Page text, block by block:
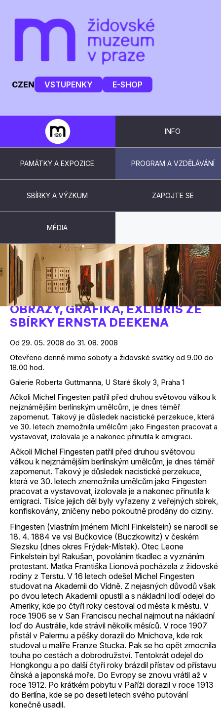
CZEN VSTUPENKY E-SHOP
INFO
PAMÁTKY A EXPOZICE PROGRAM A VZDĚLÁVÁNÍ
SBÍRKY A VÝZKUM ZAPOJTE SE
MÉDIA
NEZNÁMÝ MICHEL FINGESTEN
OBRAZY, GRAFIKA, EXLIBRIS ZE
SBÍRKY ERNSTA DEEKENA
Od 29. 05. 2008 do 31. 08. 2008
Otevřeno denně mimo soboty a židovské svátky od 9.00 do
18.00 hod.
Galerie Roberta Guttmanna, U Staré školy 3, Praha 1
Ačkoli Michel Fingesten patřil před druhou světovou válkou k
nejznámějším berlínským umělcům, je dnes téměř
zapomenut. Takový je důsledek nacistické perzekuce, která
ve 30. letech znemožnila umělcům jako Fingesten pracovat a
vystavovat, izolovala je a nakonec přinutila k emigraci.
Ačkoli Michel Fingesten patřil před druhou světovou
válkou k nejznámějším berlínským umělcům, je dnes téměř
zapomenut. Takový je důsledek nacistické perzekuce,
která ve 30. letech znemožnila umělcům jako Fingesten
pracovat a vystavovat, izolovala je a nakonec přinutila k
emigraci. Tisíce jejich děl byly vyřazeny z veřejných sbírek,
konfiskovány, zničeny nebo pokoutně prodány do ciziny.
Fingesten (vlastním jménem Michl Finkelstein) se narodil se
18. 4. 1884 ve vsi Bučkovice (Buczkowitz) v českém
Slezsku (dnes okres Frýdek-Místek). Otec Leone
Finkelstein byl Rakušan, povoláním tkadlec a vyznáním
protestant. Matka Františka Lionová pocházela z židovské
rodiny z Terstu. V 16 letech odešel Michel Fingesten
studovat na Akademii do Vídně. Z nejasných důvodů však
po dvou letech Akademii opustil a s nákladní lodí odejel do
Ameriky, kde po čtyři roky cestoval od města k městu. V
roce 1906 se v San Franciscu nechal najmout na nákladní
loď do Austrálie, kde strávil několik měsíců. V roce 1907
přistál v Palermu a pěšky dorazil do Mnichova, kde rok
studoval u malíře Franze Stucka. Pak se ho opět zmocnila
touha po cestách a dobrodružství. Tentokrát odejel do
Hongkongu a po další čtyři roky brázdil přístav od přístavu
čínská a japonská moře. Do Evropy se znovu vrátil až v
roce 1912. Po krátkém pobytu v Paříži dorazil v roce 1913
do Berlína, kde se po deseti letech svého putování
konečně usadil.